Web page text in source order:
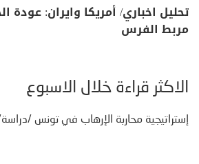
تحليل اخباري/ أمريكا وايران: عودة
مربط الفرس
الأكثر قراءة خلال الأسبوع
إستراتيجية محاربة الإرهاب في تونس /